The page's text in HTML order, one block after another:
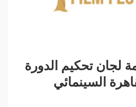
لجان تحكيم الدورة
السينمائي